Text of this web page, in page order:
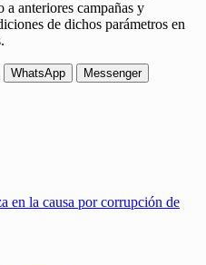
a anteriores campañas y
de dichos parámetros en
WhatsApp
Messenger
en la causa por corrupción de